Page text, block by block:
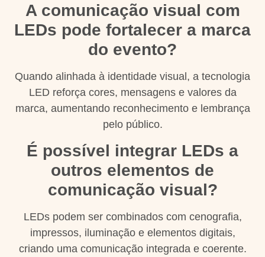
A comunicação visual com
LEDs pode fortalecer a marca
do evento?
Quando alinhada à identidade visual, a tecnologia
LED reforça cores, mensagens e valores da
marca, aumentando reconhecimento e lembrança
pelo público.
É possível integrar LEDs a
outros elementos de
comunicação visual?
LEDs podem ser combinados com cenografia,
impressos, iluminação e elementos digitais,
criando uma comunicação integrada e coerente.